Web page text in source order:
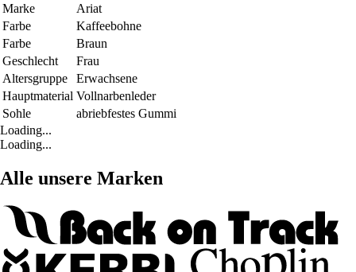
Marke
Ariat
Farbe
Kaffeebohne
Farbe
Braun
Geschlecht
Frau
Altersgruppe
Erwachsene
Hauptmaterial Vollnarbenleder
Sohle
abriebfestes Gummi
Loading...
Loading...
Alle unsere Marken